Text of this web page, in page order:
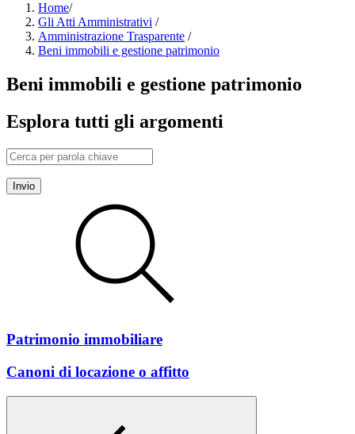
Home/
Gli Atti Amministrativi /
Amministrazione Trasparente /
Beni immobili e gestione patrimonio
Beni immobili e gestione patrimonio
Esplora tutti gli argomenti
Invio
Patrimonio immobiliare
Canoni di locazione o affitto